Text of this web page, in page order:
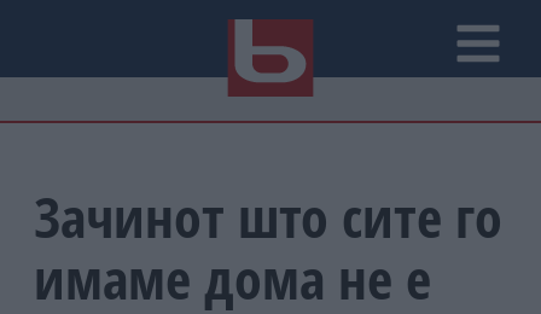
Зачинот што сите го
имаме дома не е